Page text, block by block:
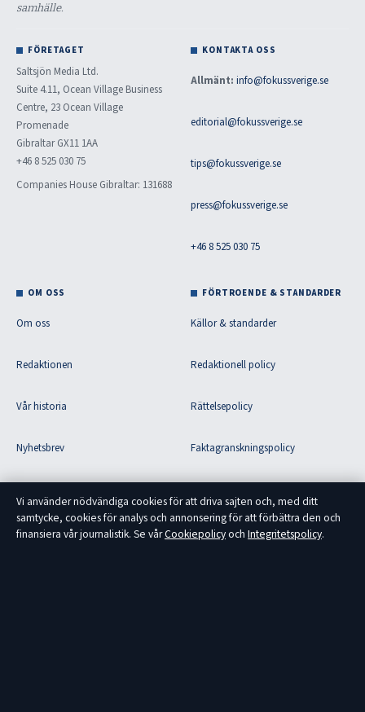
samhälle.
FÖRETAGET
Saltsjön Media Ltd.
Suite 4.11, Ocean Village Business
Centre, 23 Ocean Village
Promenade
Gibraltar GX11 1AA
+46 8 525 030 75
Companies House Gibraltar: 131688
KONTAKTA OSS
Allmänt: info@fokussverige.se
editorial@fokussverige.se
tips@fokussverige.se
press@fokussverige.se
+46 8 525 030 75
OM OSS
Om oss
Redaktionen
Vår historia
Nyhetsbrev
RSS-flöde
FÖRTROENDE & STANDARDER
Källor & standarder
Redaktionell policy
Rättelsepolicy
Faktagranskningspolicy
Integritetspolicy
Vi använder nödvändiga cookies för att driva sajten och, med ditt
samtycke, cookies för analys och annonsering för att förbättra den och
finansiera vår journalistik. Se vårCookiepolicyoch Integritetspolicy.